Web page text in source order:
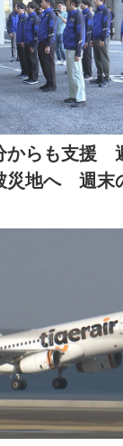
からも支援
災地へ 週末